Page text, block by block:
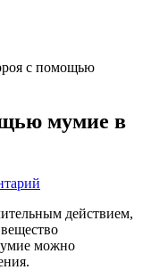
с помощью
мумие в
действием,
можно